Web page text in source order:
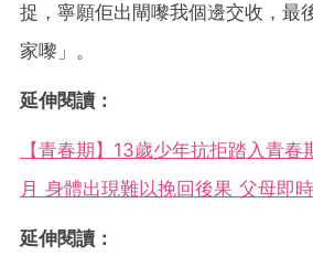
捉，寧願佢出閘嚟我個邊交收，最
家嚟」。
延伸閱讀：
【青春期】13歲少年抗拒踏入青
月 身體出現難以挽回後果 父母即
延伸閱讀：